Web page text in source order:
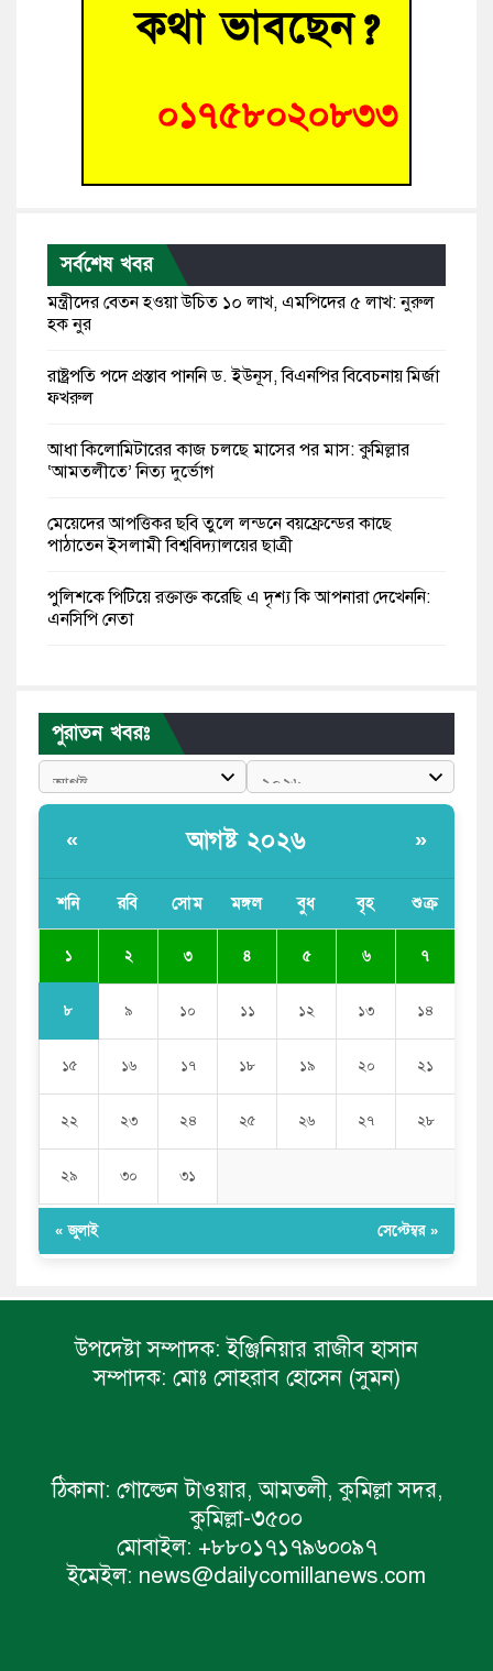
সর্বশেষ খবর
মন্ত্রীদের বেতন হওয়া উচিত ১০ লাখ, এমপিদের ৫ লাখ: নুরুল
হক নুর
রাষ্ট্রপতি পদে প্রস্তাব পাননি ড. ইউনূস, বিএনপির বিবেচনায় মির্জা
ফখরুল
আধা কিলোমিটারের কাজ চলছে মাসের পর মাস: কুমিল্লার
‘আমতলীতে’ নিত্য দুর্ভোগ
মেয়েদের আপত্তিকর ছবি তুলে লন্ডনে বয়ফ্রেন্ডের কাছে
পাঠাতেন ইসলামী বিশ্ববিদ্যালয়ের ছাত্রী
পুলিশকে পিটিয়ে রক্তাক্ত করেছি এ দৃশ্য কি আপনারা দেখেননি:
এনসিপি নেতা
বাংলাদেশী কর্মীদের আকামা নিয়ে বড় সুখবর দিলো সৌদি
সরকার
ভারতের পূর্ব সীমান্তে এখন ‘আরেকটি পাকিস্তান’ গড়ে উঠেছে:
যে ডকুমেন্টারিতে আবু সাঈদের ছবি নেই, সেটা কোনো
পুরাতন খবরঃ
« আগষ্ট ২০২৬ »
শনি রবি সোম মঙ্গল বুধ বৃহ শুক্র
১ ২ ৩ ৪ ৫ ৬ ৭
৮ ৯ ১০ ১১ ১২ ১৩ ১৪
১৫ ১৬ ১৭ ১৮ ১৯ ২০ ২১
২২ ২৩ ২৪ ২৫ ২৬ ২৭ ২৮
২৯ ৩০ ৩১
« জুলাই সেপ্টেম্বর »
উপদেষ্টা সম্পাদক: ইঞ্জিনিয়ার রাজীব হাসান
সম্পাদক: মোঃ সোহরাব হোসেন (সুমন)
ঠিকানা: গোল্ডেন টাওয়ার, আমতলী, কুমিল্লা সদর,
কুমিল্লা-৩৫০০
মোবাইল: +৮৮০১৭১৭৯৬০০৯৭
ইমেইল: news@dailycomillanews.com